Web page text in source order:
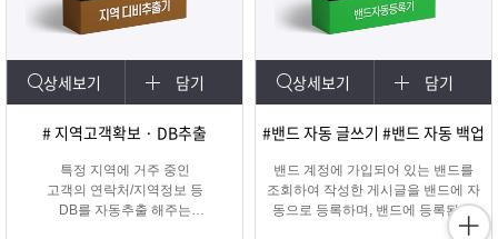
상세보기 담기
# 지역고객확보 · DB추출
특정 지역에 거주 중인
고객의 연락처/지역정보 등
DB를 자동추출 해주는
상세보기 담기
#밴드 자동 글쓰기 #밴드 자동 백업
밴드 계정에 가입되어 있는 밴드를
조회하여 작성한 게시글을 밴드에 자
동으로 등록하며, 밴드에 등록된 게
시물을 백업하여 파일로 저장하거나